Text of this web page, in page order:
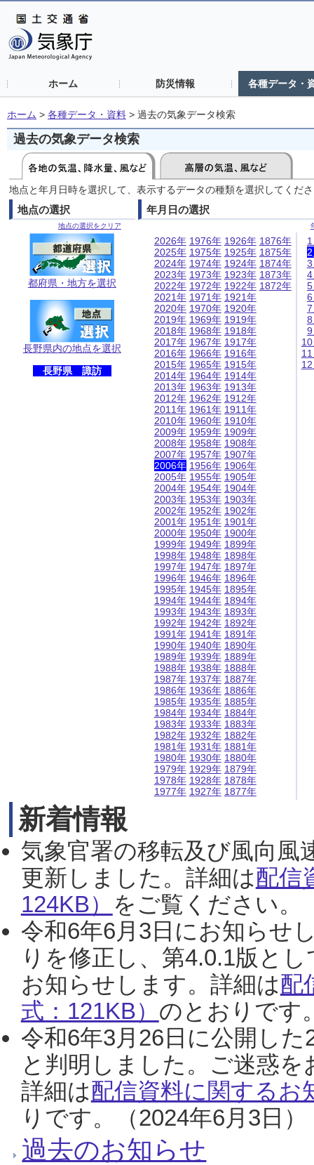
ホーム 防災情報 各種データ・
ホーム > 各種データ・資料 > 過去の気象データ検索
過去の気象データ検索
地点と年月日時を選択して、表示するデータの種類を選択してくだ
地点の選択
地点の選択をクリア
都府県・地方を選択
長野県内の地点を選択
長野県 諏訪
年月日の選択
2026年
2025年
2024年
2023年
2022年
2021年
2020年
2019年
2018年
2017年
2016年
2015年
2014年
2013年
2012年
2011年
2010年
2009年
2008年
2007年
2006年
2005年
2004年
2003年
2002年
2001年
2000年
1999年
1998年
1997年
1996年
1995年
1994年
1993年
1992年
1991年
1990年
1989年
1988年
1987年
1986年
1985年
1984年
1983年
1982年
1981年
1980年
1979年
1978年
1977年
1976年
1975年
1974年
1973年
1972年
1971年
1970年
1969年
1968年
1967年
1966年
1965年
1964年
1963年
1962年
1961年
1960年
1959年
1958年
1957年
1956年
1955年
1954年
1953年
1952年
1951年
1950年
1949年
1948年
1947年
1946年
1945年
1944年
1943年
1942年
1941年
1940年
1939年
1938年
1937年
1936年
1935年
1934年
1933年
1932年
1931年
1930年
1929年
1928年
1927年
1926年
1925年
1924年
1923年
1922年
1921年
1920年
1919年
1918年
1917年
1916年
1915年
1914年
1913年
1912年
1911年
1910年
1909年
1908年
1907年
1906年
1905年
1904年
1903年
1902年
1901年
1900年
1899年
1898年
1897年
1896年
1895年
1894年
1893年
1892年
1891年
1890年
1889年
1888年
1887年
1886年
1885年
1884年
1883年
1882年
1881年
1880年
1879年
1878年
1877年
1876年
1875年
1874年
1873年
1872年
新着情報
気象官署の移転及び風向風
更新しました。詳細は配信
124KB） をご覧ください。
令和6年6月3日にお知らせ
りを修正し、第4.0.1版と
お知らせします。詳細は配
式：121KB） のとおりです
令和6年3月26日に公開し
と判明しました。ご迷惑
詳細は配信資料に関するお
りです。（2024年6月3日）
過去のお知らせ